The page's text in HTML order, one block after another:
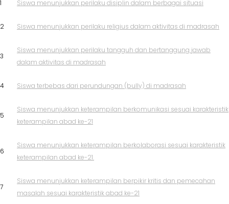
1 Siswa menunjukkan perilaku disiplin dalam berbagai situasi
2 Siswa menunjukkan perilaku religius dalam aktivitas di madrasah
3
Siswa menunjukkan perilaku tangguh dan bertanggung jawab
dalam aktivitas di madrasah
4 Siswa terbebas dari perundungan (bully) di madrasah
5
Siswa menunjukkan keterampilan berkomunikasi sesuai karakteristik
keterampilan abad ke-21
6
Siswa menunjukkan keterampilan berkolaborasi sesuai karakteristik
keterampilan abad ke-21.
7
Siswa menunjukkan keterampilan berpikir kritis dan pemecahan
masalah sesuai karakteristik abad ke-21